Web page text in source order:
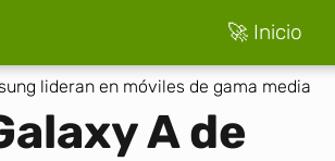
🚀 Inicio
lideran en móviles de gama media
A de